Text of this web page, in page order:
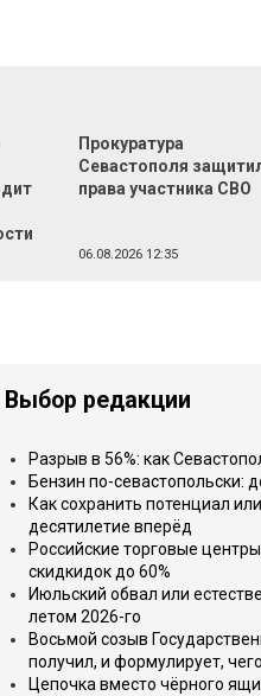
Прокуратура
Севастополя
права участника СВО
06.08.2026 12:35
Выбор редакции
Разрыв в 56%: как
Бензин по-севастопольски:
Как сохранить потенциал
десятилетие вперёд
Российские торговые
скидкидок до 60%
Июльский обвал или
летом 2026-го
Восьмой созыв
получил, и формулирует,
Цепочка вместо чёрного